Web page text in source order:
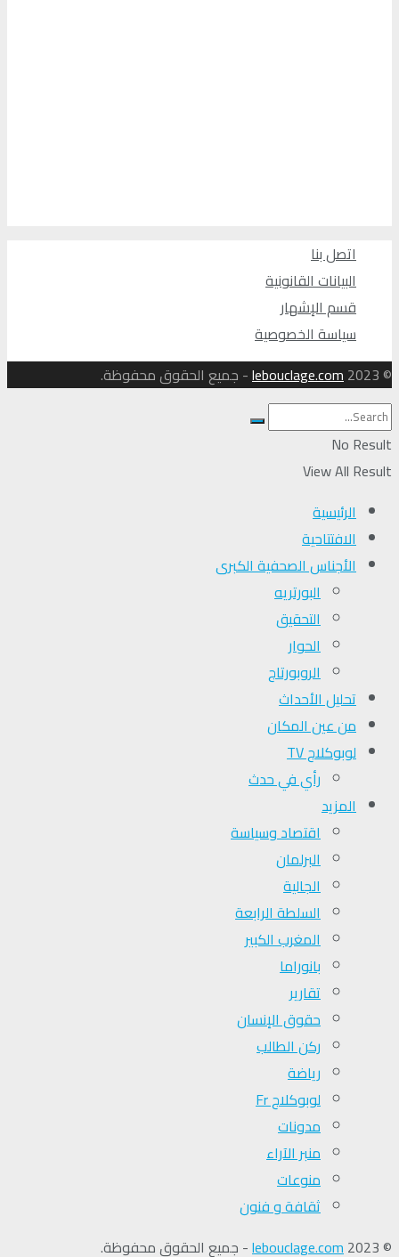
اتصل بنا
البيانات القانونية
قسم الإشهار
سياسة الخصوصية
© 2023
lebouclage.com- جميع الحقوق محفوظة.
No Result
View All Result
الرئيسية
الافتتاحية
الأجناس الصحفية الكبرى
البورتريه
التحقیق
الحوار
الروبورتاج
تحلیل الأحداث
من عين المكان
لوبوكلاج TV
رأي في حدث
المزيد
اقتصاد وسياسة
البرلمان
الجالية
السلطة الرابعة
المغرب الكبير
بانوراما
تقارير
حقوق الإنسان
ركن الطالب
رياضة
لوبوكلاج Fr
مدونات
منبر الآراء
منوعات
ثقافة و فنون
© 2023
lebouclage.com- جميع الحقوق محفوظة.